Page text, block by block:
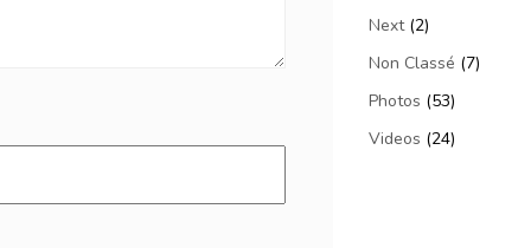
Next(2)
Non Classé (7)
Photos (53)
Videos (24)